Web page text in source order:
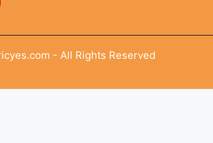
- All Rights Reserved